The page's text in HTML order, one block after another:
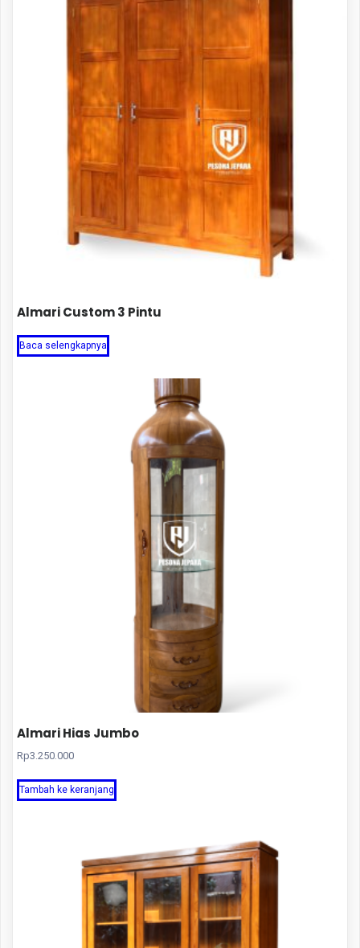
Almari Custom 3 Pintu
Baca selengkapnya
Almari Hias Jumbo
Rp3.250.000
Tambah ke keranjang